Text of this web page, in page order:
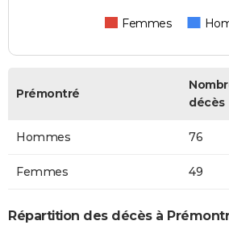
Femmes
Prémontré
décès
Hommes 76
Femmes 49
Répartition des décès à